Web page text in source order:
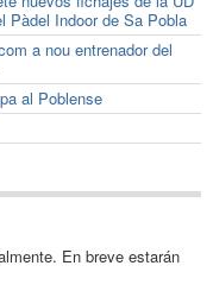
Pàdel Indoor de Sa Pobla
a nou entrenador del
al Poblense
En breve estarán